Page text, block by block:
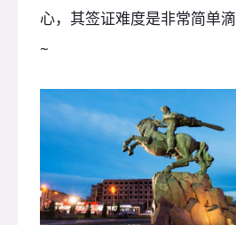
心，其签证难度是非常简单滴
~